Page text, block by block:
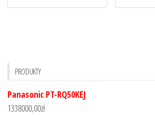
PRODUKTY
Panasonic PT-RQ50KEJ
1338000,00zł